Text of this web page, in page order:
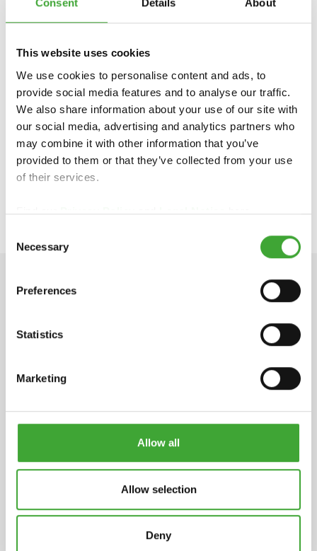
Consent Details About
This website uses cookies
We use cookies to personalise content and ads, to
provide social media features and to analyse our traffic.
We also share information about your use of our site with
our social media, advertising and analytics partners who
may combine it with other information that you’ve
provided to them or that they’ve collected from your use
of their services.
Find ourPrivacy PolicyandLegal Noticehere.
Selection
Necessary
Preferences
Statistics
Marketing
Allow all
Allow selection
Deny
Osmo Nederland BV
1432 CE Aalsmeer
Nederland
https://osmonederland.nl/
TECHNISCHE GEGEVENS
Productinformatie
Veiligheidsinformatieblad
< 5% plantaardige zepen (anionogene
oppervlakteactieve stoffen;